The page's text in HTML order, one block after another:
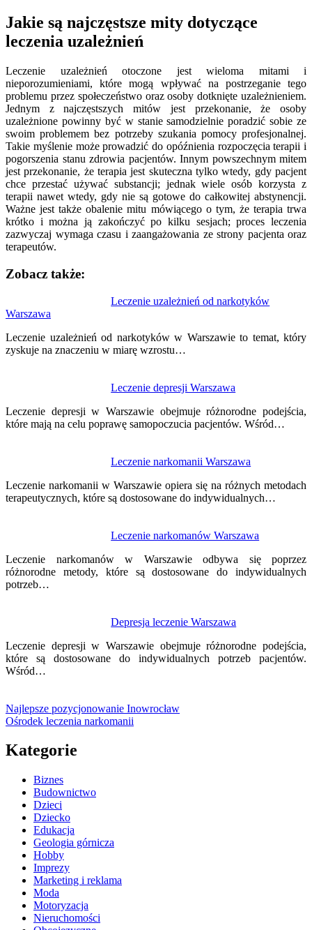
Jakie są najczęstsze mity dotyczące
leczenia uzależnień
Leczenie uzależnień otoczone jest wieloma mitami i
nieporozumieniami, które mogą wpływać na postrzeganie tego
problemu przez społeczeństwo oraz osoby dotknięte uzależnieniem.
Jednym z najczęstszych mitów jest przekonanie, że osoby
uzależnione powinny być w stanie samodzielnie poradzić sobie ze
swoim problemem bez potrzeby szukania pomocy profesjonalnej.
Takie myślenie może prowadzić do opóźnienia rozpoczęcia terapii i
pogorszenia stanu zdrowia pacjentów. Innym powszechnym mitem
jest przekonanie, że terapia jest skuteczna tylko wtedy, gdy pacjent
chce przestać używać substancji; jednak wiele osób korzysta z
terapii nawet wtedy, gdy nie są gotowe do całkowitej abstynencji.
Ważne jest także obalenie mitu mówiącego o tym, że terapia trwa
krótko i można ją zakończyć po kilku sesjach; proces leczenia
zazwyczaj wymaga czasu i zaangażowania ze strony pacjenta oraz
terapeutów.
Zobacz także:
Leczenie uzależnień od narkotyków
Warszawa
Leczenie uzależnień od narkotyków w Warszawie to temat, który
zyskuje na znaczeniu w miarę wzrostu…
Leczenie depresji Warszawa
Leczenie depresji w Warszawie obejmuje różnorodne podejścia,
które mają na celu poprawę samopoczucia pacjentów. Wśród…
Leczenie narkomanii Warszawa
Leczenie narkomanii w Warszawie opiera się na różnych metodach
terapeutycznych, które są dostosowane do indywidualnych…
Leczenie narkomanów Warszawa
Leczenie narkomanów w Warszawie odbywa się poprzez
różnorodne metody, które są dostosowane do indywidualnych
potrzeb…
Depresja leczenie Warszawa
Leczenie depresji w Warszawie obejmuje różnorodne podejścia,
które są dostosowane do indywidualnych potrzeb pacjentów.
Wśród…
wpisu
Najlepsze pozycjonowanie Inowrocław
Ośrodek leczenia narkomanii
Kategorie
Biznes
Budownictwo
Dzieci
Dziecko
Edukacja
Geologia górnicza
Hobby
Imprezy
Marketing i reklama
Moda
Motoryzacja
Nieruchomości